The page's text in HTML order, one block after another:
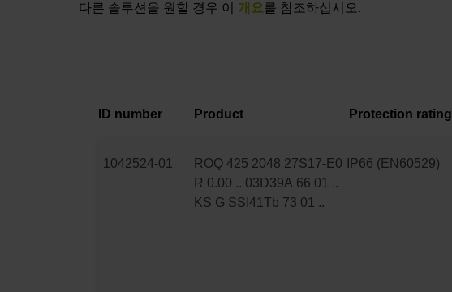
다른 솔루션을 원할 경우 이 개요를 참조하십시오.
ID number Product Protection rating
1042524-01
ROQ 425 2048 27S17-E0
R 0.00 .. 03D39A 66 01 ..
KS G SSI41Tb 73 01 ..
IP66 (EN60529)